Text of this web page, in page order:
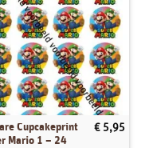
Cupcakeprint
Mario 1 – 24
€ 5,95